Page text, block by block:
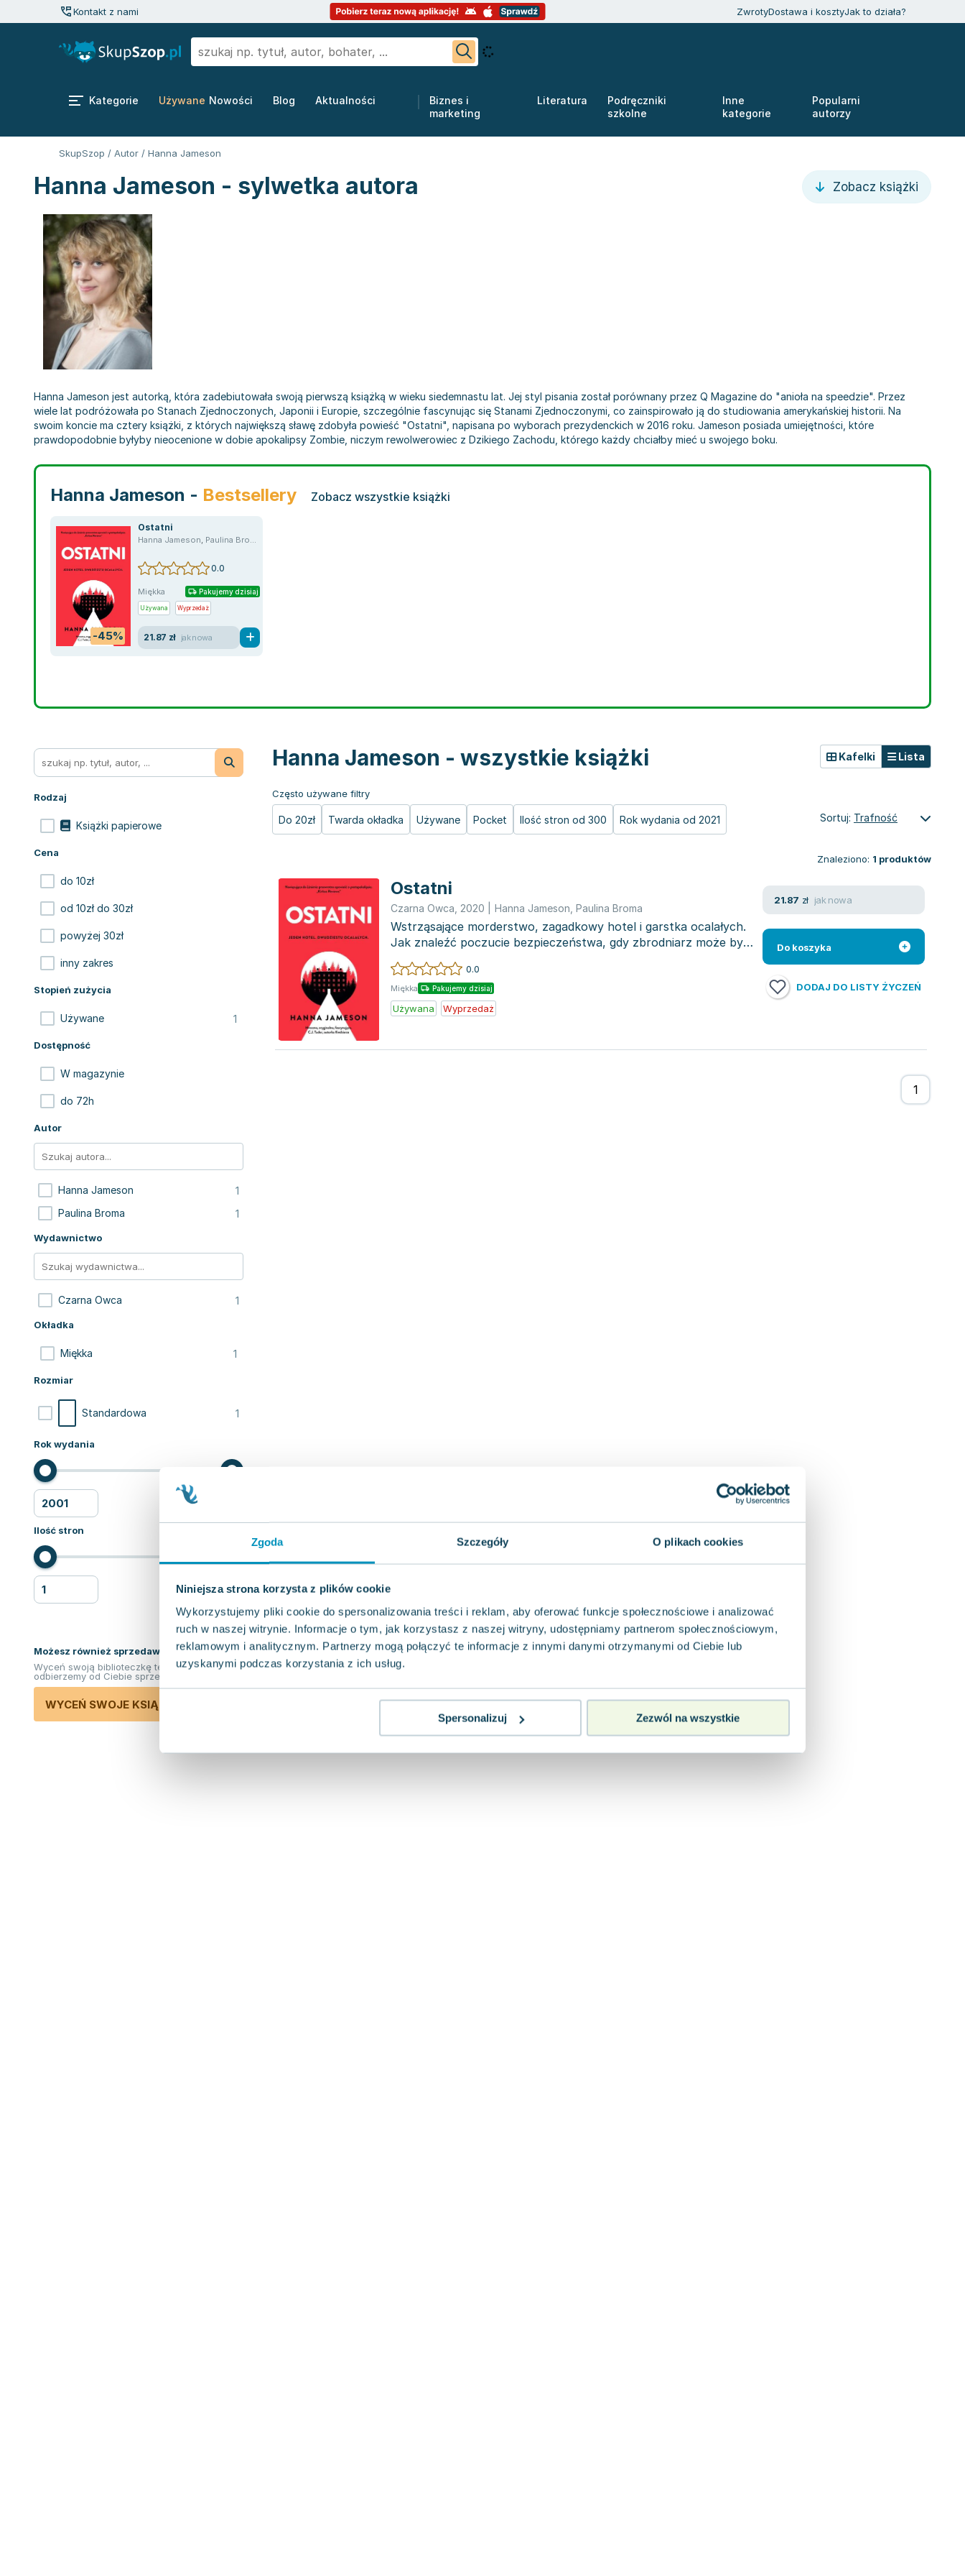
Zgoda Szczegóły O plikach cookies
Niniejsza strona korzysta z plików cookie
Wykorzystujemy pliki cookie do spersonalizowania treści i reklam, aby oferować funkcje społecznościowe i analizować
ruch w naszej witrynie. Informacje o tym, jak korzystasz z naszej witryny, udostępniamy partnerom społecznościowym,
reklamowym i analitycznym. Partnerzy mogą połączyć te informacje z innymi danymi otrzymanymi od Ciebie lub
uzyskanymi podczas korzystania z ich usług.
Spersonalizuj Zezwól na wszystkie
Kontakt z nami ZwrotyDostawa i kosztyJak to działa?
Kategorie Używane Nowości Blog Aktualności
Biznes i
marketing
Literatura
Podręczniki
szkolne
Inne
kategorie
Popularni
autorzy
SkupSzop / Autor / Hanna Jameson
Hanna Jameson - sylwetka autora Zobacz książki
Hanna Jameson jest autorką, która zadebiutowała swoją pierwszą książką w wieku siedemnastu lat. Jej styl pisania został porównany przez Q Magazine do "anioła na speedzie". Przez
wiele lat podróżowała po Stanach Zjednoczonych, Japonii i Europie, szczególnie fascynując się Stanami Zjednoczonymi, co zainspirowało ją do studiowania amerykańskiej historii. Na
swoim koncie ma cztery książki, z których największą sławę zdobyła powieść "Ostatni", napisana po wyborach prezydenckich w 2016 roku. Jameson posiada umiejętności, które
prawdopodobnie byłyby nieocenione w dobie apokalipsy Zombie, niczym rewolwerowiec z Dzikiego Zachodu, którego każdy chciałby mieć u swojego boku.
Hanna Jameson - Bestsellery Zobacz wszystkie książki
-45%
Ostatni
Hanna Jameson, Paulina Broma
0.0
Miękka Pakujemy dzisiaj
Używana Wyprzedaż
21.87 zł jak nowa
Rodzaj
Książki papierowe
Cena
do 10zł
od 10zł do 30zł
powyżej 30zł
inny zakres
Stopień zużycia
Używane 1
Dostępność
W magazynie
do 72h
Autor
Hanna Jameson 1
Paulina Broma 1
Wydawnictwo
Czarna Owca 1
Okładka
Miękka 1
Rozmiar
Standardowa 1
Rok wydania
Ilość stron
Możesz również sprzedawać ksiązki!
Wyceń swoją biblioteczkę teraz. Odkupimy i
odbierzemy od Ciebie sprzedane książki.
WYCEŃ SWOJE KSIĄŻKI
Hanna Jameson - wszystkie książki
Często używane filtry
Do 20zł Twarda okładka Używane Pocket Ilość stron od 300 Rok wydania od 2021
Kafelki Lista
Sortuj: Trafność
Znaleziono: 1 produktów
Ostatni
Czarna Owca 2020 Hanna Jameson Paulina Broma
Wstrząsające morderstwo, zagadkowy hotel i garstka ocalałych.
Jak znaleźć poczucie bezpieczeństwa, gdy zbrodniarz może być
jednym...
0.0
Miękka Pakujemy dzisiaj
Używana Wyprzedaż
21.87 zł jak nowa
Do koszyka
DODAJ DO LISTY ŻYCZEŃ